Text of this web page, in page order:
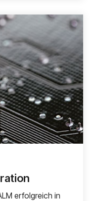
erfolgreich in